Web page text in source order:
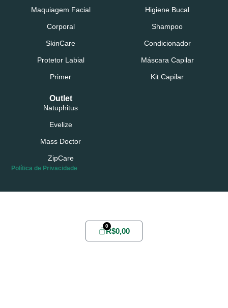
Maquiagem Facial
Corporal
SkinCare
Protetor Labial
Primer
Higiene Bucal
Shampoo
Condicionador
Máscara Capilar
Kit Capilar
Outlet
Natuphitus
Evelize
Mass Doctor
ZipCare
Política de Privacidade
R$0,00
0